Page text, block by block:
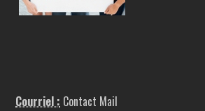
Courriel : Contact Mail